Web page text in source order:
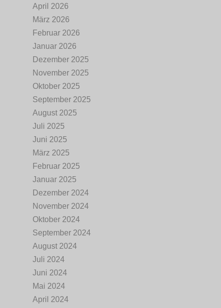
April 2026
März 2026
Februar 2026
Januar 2026
Dezember 2025
November 2025
Oktober 2025
September 2025
August 2025
Juli 2025
Juni 2025
März 2025
Februar 2025
Januar 2025
Dezember 2024
November 2024
Oktober 2024
September 2024
August 2024
Juli 2024
Juni 2024
Mai 2024
April 2024